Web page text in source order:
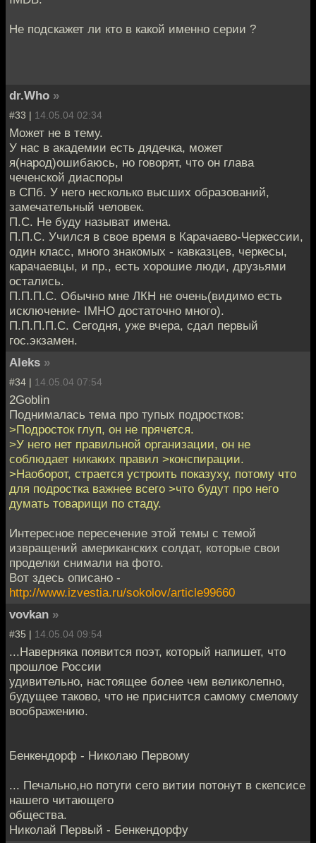
Не подскажет ли кто в какой именно серии ?
dr.Who »
#33 | 14.05.04 02:34
Может не в тему.
У нас в академии есть дядечка, может
я(народ)ошибаюсь, но говорят, что он глава
чеченской диаспоры
в СПб. У него несколько высших образований,
замечательный человек.
П.С. Не буду называт имена.
П.П.С. Учился в свое время в Карачаево-Черкессии,
один класс, много знакомых - кавказцев, черкесы,
карачаевцы, и пр., есть хорошие люди, друзьями
остались.
П.П.П.С. Обычно мне ЛКН не очень(видимо есть
исключение- IMHO достаточно много).
П.П.П.П.С. Сегодня, уже вчера, сдал первый
гос.экзамен.
Aleks »
#34 | 14.05.04 07:54
2Goblin
Поднималась тема про тупых подростков:
>Подросток глуп, он не прячется.
>У него нет правильной организации, он не
соблюдает никаких правил >конспирации.
>Наоборот, страется устроить показуху, потому что
для подростка важнее всего >что будут про него
думать товарищи по стаду.
Интересное пересечение этой темы с темой
извращений американских солдат, которые свои
проделки снимали на фото.
Вот здесь описано -
http://www.izvestia.ru/sokolov/article99660
vovkan »
#35 | 14.05.04 09:54
...Наверняка появится поэт, который напишет, что
прошлое России
удивительно, настоящее более чем великолепно,
будущее таково, что не приснится самому смелому
воображению.
Бенкендорф - Николаю Первому
... Печально,но потуги сего витии потонут в скепсисе
нашего читающего
общества.
Николай Первый - Бенкендорфу